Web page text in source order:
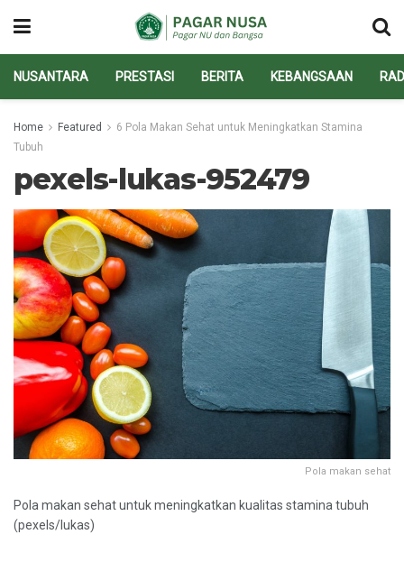
NUSANTARA PRESTASI BERITA KEBANGSAAN
Home Featured
6 Pola Makan Sehat untuk Meningkatkan Stamina
Tubuh
pexels-lukas-952479
Pola makan sehat
Pola makan sehat untuk meningkatkan kualitas stamina tubuh
(pexels/lukas)